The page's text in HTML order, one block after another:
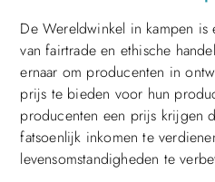
De Wereldwinkel in kampen
van fairtrade en ethische
ernaar om producenten in
prijs te bieden voor hun
producenten een prijs krijgen
fatsoenlijk inkomen te
levensomstandigheden te